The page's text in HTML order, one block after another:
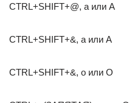
CTRL+SHIFT+@, a или A
CTRL+SHIFT+&, a или A
CTRL+SHIFT+&, o или O